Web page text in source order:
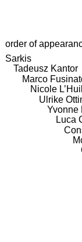
order of
Sarkis
Tadeusz Kantor
Marco
Nicole
Ulrike
Yvonne
Luca